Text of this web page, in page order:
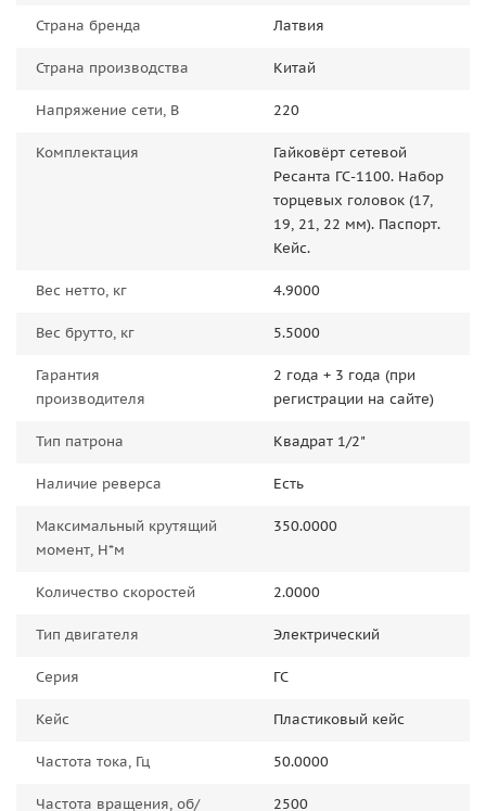
Страна бренда Латвия
Страна производства Китай
Напряжение сети, В 220
Комплектация
Гайковёрт сетевой
Ресанта ГС-1100. Набор
торцевых головок (17,
19, 21, 22 мм). Паспорт.
Кейс.
Вес нетто, кг 4.9000
Вес брутто, кг 5.5000
Гарантия
производителя
2 года + 3 года (при
регистрации на сайте)
Тип патрона Квадрат 1/2"
Наличие реверса Есть
Максимальный крутящий
момент, Н*м
350.0000
Количество скоростей 2.0000
Тип двигателя Электрический
Серия ГС
Кейс Пластиковый кейс
Частота тока, Гц 50.0000
Частота вращения, об/ 2500